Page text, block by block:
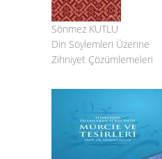
Sönmez KUTLU
Din Söylemleri Üzerine
Zihniyet Çözümlemeleri